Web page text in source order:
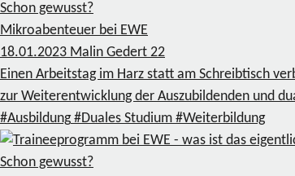
Schon gewusst?
Mikroabenteuer bei EWE
18.01.2023 Malin Gedert 22
Einen Arbeitstag im Harz statt am Schreibtisch
zur Weiterentwicklung der Auszubildenden und
#Ausbildung #Duales Studium #Weiterbildung
Schon gewusst?